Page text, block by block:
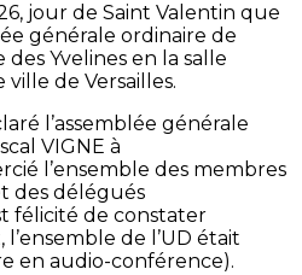
jour de Saint Valentin que
générale ordinaire de
Yvelines en la salle
de Versailles.
l’assemblée générale
VIGNE à
l’ensemble des membres
des délégués
félicité de constater
de l’UD était
en audio-conférence).